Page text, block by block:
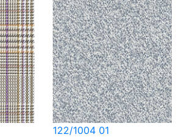
122/1004 01